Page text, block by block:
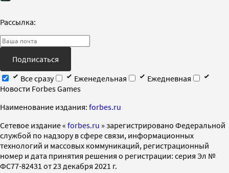
Рассылка:
Подписаться
Все сразу
Еженедельная
Ежедневная
Новости Forbes Games
Наименование издания: forbes.ru
Cетевое издание « forbes.ru » зарегистрировано Федеральной
службой по надзору в сфере связи, информационных
технологий и массовых коммуникаций, регистрационный
номер и дата принятия решения о регистрации: серия Эл №
ФС77-82431 от 23 декабря 2021 г.